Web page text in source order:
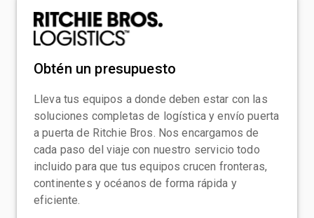
Obtén un presupuesto
Lleva tus equipos a donde deben estar con las
soluciones completas de logística y envío puerta
a puerta de Ritchie Bros. Nos encargamos de
cada paso del viaje con nuestro servicio todo
incluido para que tus equipos crucen fronteras,
continentes y océanos de forma rápida y
eficiente.